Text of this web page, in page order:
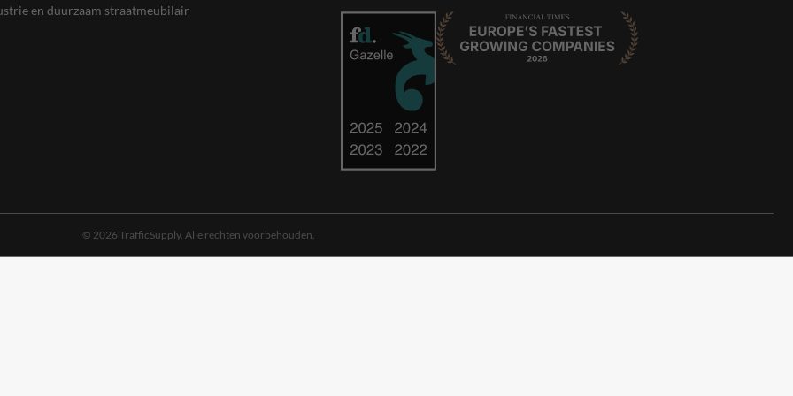
en duurzaam straatmeubilair
© 2026 TrafficSupply. Alle rechten voorbehouden.